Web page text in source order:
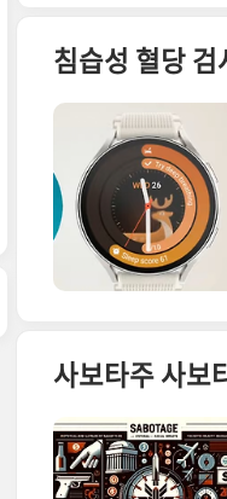
침습성 혈당
사보타주 사보